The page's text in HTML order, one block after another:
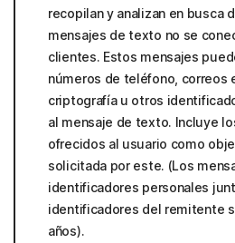
recopilan y analizan en busca
mensajes de texto no se
clientes. Estos mensajes
números de teléfono, correos
criptografía u otros
al mensaje de texto. Incluye
ofrecidos al usuario como
solicitada por este. (Los
identificadores personales
identificadores del remitente
años).